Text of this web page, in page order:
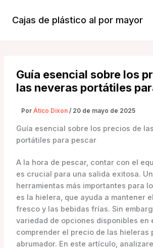
contenido
Cajas de plástico al por mayor
Guía esencial sobre los
las neveras portátiles
Por Ático Dixon / 20 de mayo de 2025
Guía esencial sobre los precios de
portátiles para pescar
A la hora de pescar, contar con el
es crucial para una salida exitosa.
herramientas más importantes para
es la hielera, que ayuda a mantener
fresco y las bebidas frías. Sin
variedad de opciones disponibles en
comprender el precio de las hieleras
abrumador. En este artículo,